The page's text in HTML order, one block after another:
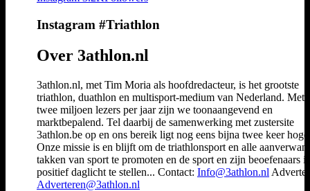
Instagram #Triathlon
Over 3athlon.nl
3athlon.nl, met Tim Moria als hoofdredacteur, is het grootste
triathlon, duathlon en multisport-medium van Nederland. Met
twee miljoen lezers per jaar zijn we toonaangevend en
marktbepalend. Tel daarbij de samenwerking met zustersite
3athlon.be op en ons bereik ligt nog eens bijna twee keer
Onze missie is en blijft om de triathlonsport en alle
takken van sport te promoten en de sport en zijn beoefenaars
positief daglicht te stellen... Contact: Info@3athlon.nl
Adverteren@3athlon.nl